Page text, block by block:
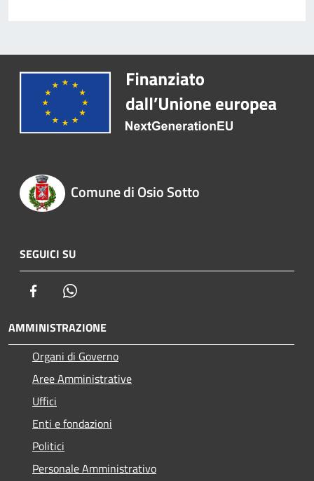
Comune di Osio Sotto
SEGUICI SU
Facebook
AMMINISTRAZIONE
Organi di Governo
Aree Amministrative
Uffici
Enti e fondazioni
Politici
Personale Amministrativo